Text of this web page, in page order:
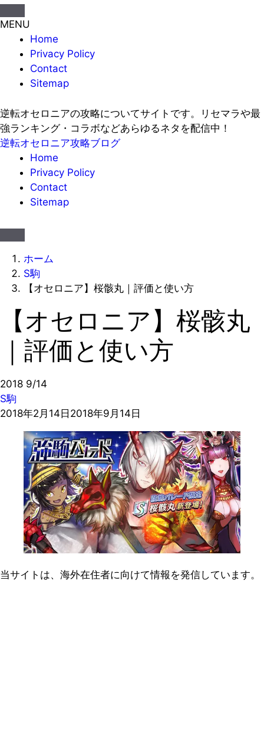
MENU
Home
Privacy Policy
Contact
Sitemap
逆転オセロニアの攻略についてサイトです。リセマラや最
強ランキング・コラボなどあらゆるネタを配信中！
逆転オセロニア攻略ブログ
Home
Privacy Policy
Contact
Sitemap
ホーム
S駒
【オセロニア】桜骸丸｜評価と使い方
【オセロニア】桜骸丸
｜評価と使い方
2018 9/14
S駒
2018年2月14日 2018年9月14日
当サイトは、海外在住者に向けて情報を発信しています。